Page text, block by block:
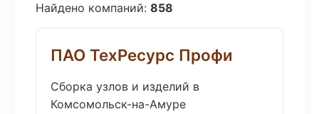
Найдено компаний: 858
ПАО ТехРесурс Профи
Сборка узлов и изделий в
Комсомольск-на-Амуре